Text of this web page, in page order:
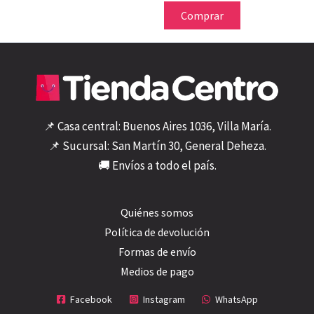
producto
Comprar
📌 Casa central: Buenos Aires 1036, Villa María.
📌 Sucursal: San Martín 30, General Deheza.
🚚 Envíos a todo el país.
Quiénes somos
Política de devolución
Formas de envío
Medios de pago
Facebook Instagram WhatsApp